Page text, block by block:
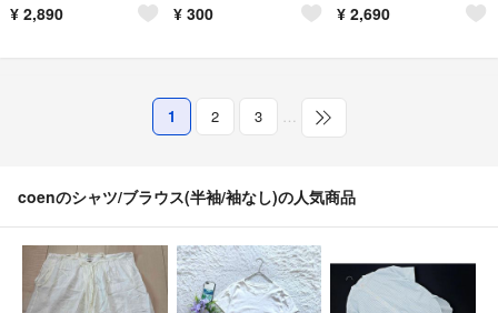
¥ 2,890 ¥ 300 ¥ 2,690
1 2 3 …
coenのシャツ/ブラウス(半袖/袖なし)の人気商品